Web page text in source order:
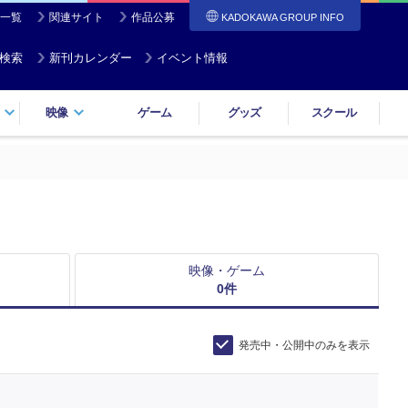
覧 関連サイト 作品公募 KADOKAWA GROUP INFO
索 新刊カレンダー イベント情報
映像 ゲーム グッズ スクール
映像・ゲーム
0件
発売中・公開中のみを表示